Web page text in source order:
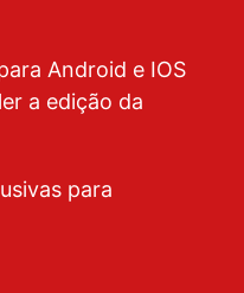
Android e IOS
a edição da
para